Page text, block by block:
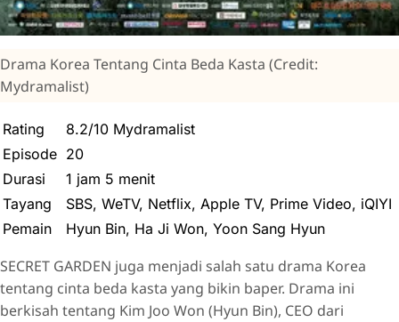
Drama Korea Tentang Cinta Beda Kasta (Credit:
Mydramalist)
Rating
8.2/10 Mydramalist
Episode 20
Durasi
1 jam 5 menit
Tayang
SBS, WeTV, Netflix, Apple TV, Prime Video, iQIYI
Pemain
Hyun Bin, Ha Ji Won, Yoon Sang Hyun
SECRET GARDEN juga menjadi salah satu drama Korea
tentang cinta beda kasta yang bikin baper. Drama ini
berkisah tentang Kim Joo Won (Hyun Bin), CEO dari